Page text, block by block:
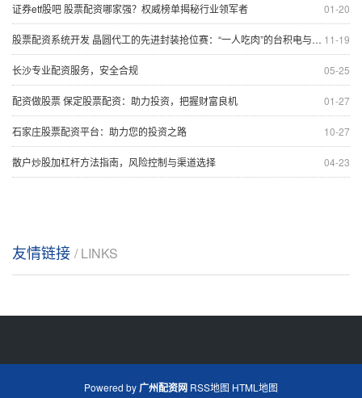
01-20
证券etf股吧 股票配资哪家强？权威榜单揭秘行业领军者
11-19
股票配资系统开发 晶圆代工的先进封装抢位赛：“一人吃肉”的台积电与老牌玩家“抢食”，中芯与长电合资建厂，A股封测厂商在焦虑中加速技术突围
05-25
长沙专业配资服务，安全合规
01-27
配资做股票 保定股票配资：助力投资，把握财富良机
10-27
石家庄股票配资平台：助力您的投资之路
04-23
散户炒股加杠杆方法指南，风险控制与渠道选择
友情链接 / LINKS
Powered by广州配资网 RSS地图 HTML地图